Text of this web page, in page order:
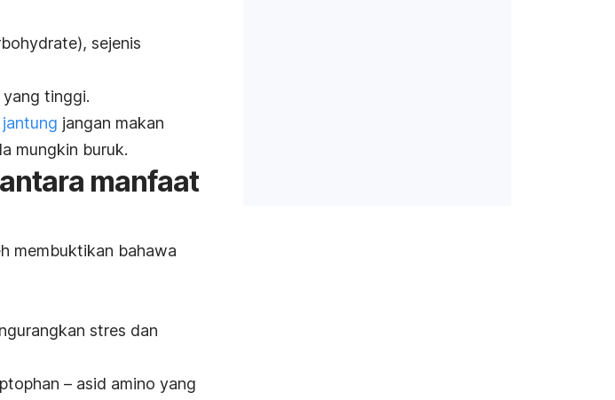
), sejenis
yang tinggi.
jangan makan
mungkin buruk.
manfaat
membuktikan bahawa
stres dan
– asid amino yang